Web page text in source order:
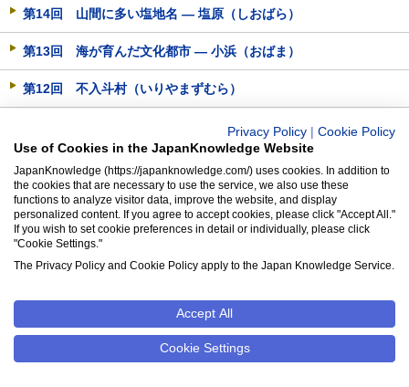
第14回 山間に多い塩地名 ― 塩原（しおばら）
第13回 海が育んだ文化都市 ― 小浜（おばま）
第12回 不入斗村（いりやまずむら）
第10回 頭髪にまつわる地名の話
第９回 あなたもチャレンジ！ 難読地名～十二支編
第８回 あなたもチャレンジ！ 難読地名～虫類編（２）
第７回 あなたもチャレンジ！ 難読地名～虫類編（１）
第６回 あなたもチャレンジ！ 難読地名～鳥獣編（４）
第５回 あなたもチャレンジ！ 難読地名～鳥獣編（３）
Privacy Policy
Cookie Policy
Use of Cookies in the JapanKnowledge Website
JapanKnowledge (https://japanknowledge.com/) uses cookies. In addition to
the cookies that are necessary to use the service, we also use these
functions to analyze visitor data, improve the website, and display
personalized content. If you agree to accept cookies, please click "Accept All."
If you wish to set cookie preferences in detail or individually, please click
"Cookie Settings."
The Privacy Policy and Cookie Policy apply to the Japan Knowledge Service.
Accept All
Cookie Settings